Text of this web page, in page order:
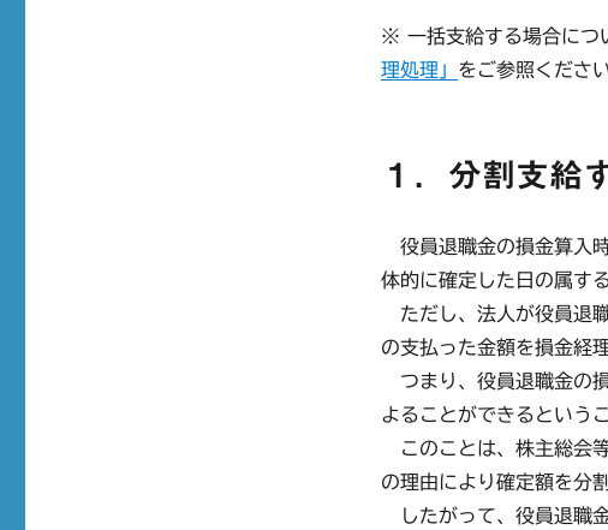
※ 一括支給する場合につ
理処理」 をご参照ください
１．分割支給
役員退職金の損金算入
体的に確定した日の属す
ただし、法人が役員退
の支払った金額を損金経
つまり、役員退職金の
よることができるという
このことは、株主総会
の理由により確定額を分
したがって、役員退職